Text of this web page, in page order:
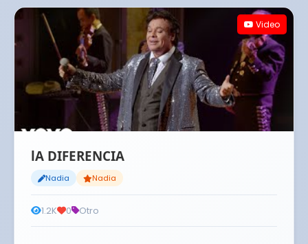
Video
lA DIFERENCIA
Nadia Nadia
1.2K 0 Otro